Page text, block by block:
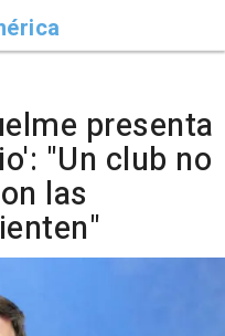
presenta
"Un club no
las